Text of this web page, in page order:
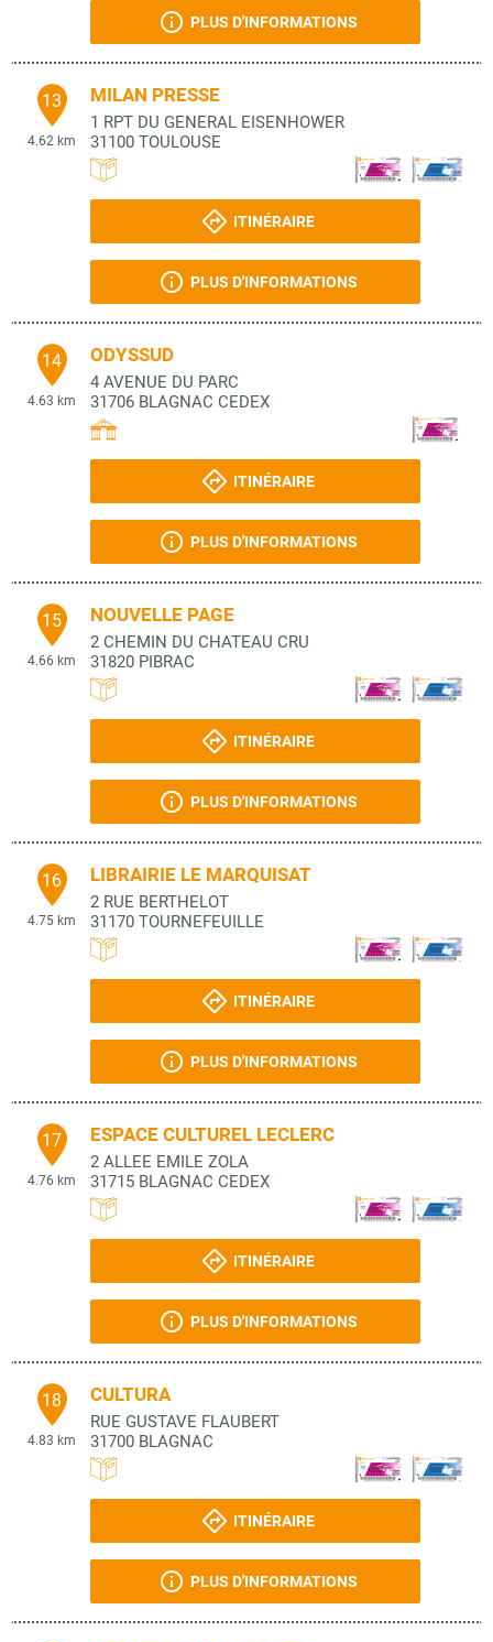
PLUS D'INFORMATIONS
13
4.62 km
MILAN PRESSE
1 RPT DU GENERAL EISENHOWER
31100 TOULOUSE
ITINÉRAIRE
PLUS D'INFORMATIONS
14
4.63 km
ODYSSUD
4 AVENUE DU PARC
31706 BLAGNAC CEDEX
ITINÉRAIRE
PLUS D'INFORMATIONS
15
4.66 km
NOUVELLE PAGE
2 CHEMIN DU CHATEAU CRU
31820 PIBRAC
ITINÉRAIRE
PLUS D'INFORMATIONS
16
4.75 km
LIBRAIRIE LE MARQUISAT
2 RUE BERTHELOT
31170 TOURNEFEUILLE
ITINÉRAIRE
PLUS D'INFORMATIONS
17
4.76 km
ESPACE CULTUREL LECLERC
2 ALLEE EMILE ZOLA
31715 BLAGNAC CEDEX
ITINÉRAIRE
PLUS D'INFORMATIONS
18
4.83 km
CULTURA
RUE GUSTAVE FLAUBERT
31700 BLAGNAC
ITINÉRAIRE
PLUS D'INFORMATIONS